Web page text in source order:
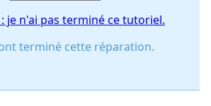
je n'ai pas terminé ce tutoriel.
terminé cette réparation.